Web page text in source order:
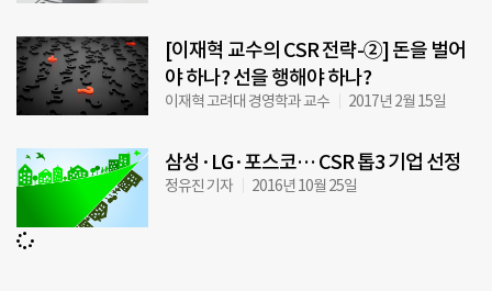
[이재혁 교수의 CSR 전략-②] 돈을 벌어
야 하나? 선을 행해야 하나?
이재혁 고려대 경영학과 교수 2017년 2월 15일
삼성·LG·포스코… CSR 톱3 기업 선정
정유진 기자 2016년 10월 25일